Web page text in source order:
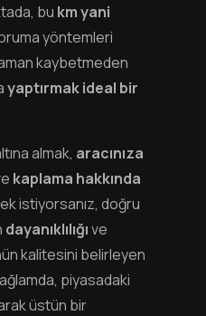
bu km yani
yöntemleri
kaybetmeden
yaptırmak ideal bir
almak, aracınıza
kaplama hakkında
istiyorsanız, doğru
dayanıklılığıve
kalitesini belirleyen
piyasadaki
üstün bir